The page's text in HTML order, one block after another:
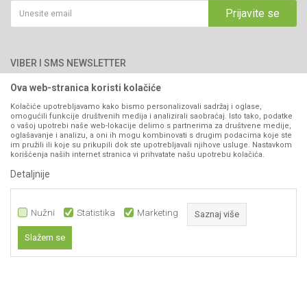
066/44-99-00
Saradnja
Kontakt
Kako kupiti
Isporuka
Pravo na odustajanje
Reklamacije
Povraćaj sredstava
Zamjena artikala
Plaćanje karticama
Prijavite se
VIBER I SMS NEWSLETTER
PRATITE NAS
Ova web-stranica koristi kolačiće
Kolačiće upotrebljavamo kako bismo personalizovali sadržaj i oglase,
omogućili funkcije društvenih medija i analizirali saobraćaj. Isto tako, podatke
o vašoj upotrebi naše web-lokacije delimo s partnerima za društvene medije,
oglašavanje i analizu, a oni ih mogu kombinovati s drugim podacima koje ste
im pružili ili koje su prikupili dok ste upotrebljavali njihove usluge. Nastavkom
korišćenja naših internet stranica vi prihvatate našu upotrebu kolačića.
Detaljnije
Nužni Statistika Marketing Saznaj više
Slažem se